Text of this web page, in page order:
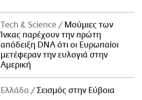
Τech & Science
Μούμιες των
Ίνκας παρέχουν την πρώτη
απόδειξη DNA ότι οι Ευρωπαίοι
μετέφεραν την ευλογιά στην
Αμερική
Ελλάδα Σεισμός στην Εύβοια